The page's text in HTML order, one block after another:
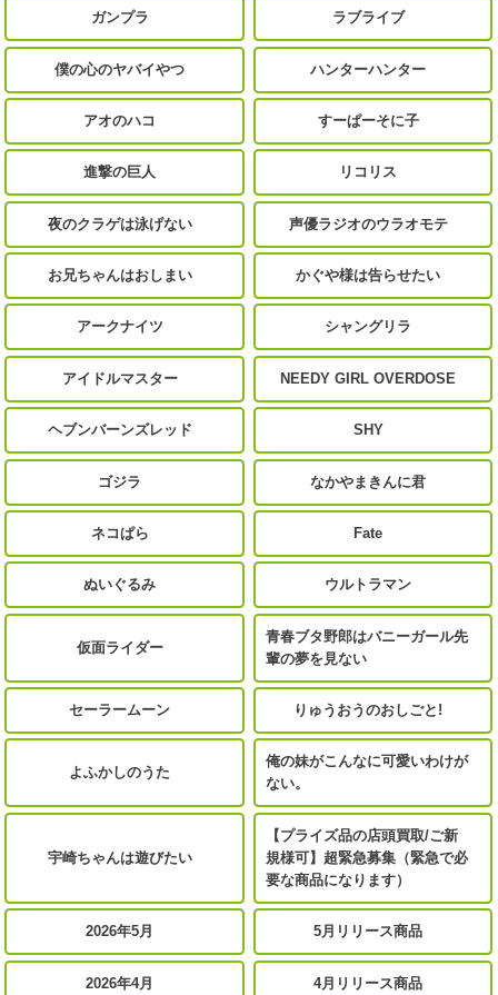
ガンプラ ラブライブ
僕の心のヤバイやつ ハンターハンター
アオのハコ すーぱーそに子
進撃の巨人 リコリス
夜のクラゲは泳げない 声優ラジオのウラオモテ
お兄ちゃんはおしまい かぐや様は告らせたい
アークナイツ シャングリラ
アイドルマスター NEEDY GIRL OVERDOSE
ヘブンバーンズレッド SHY
ゴジラ なかやまきんに君
ネコぱら Fate
ぬいぐるみ ウルトラマン
仮面ライダー
青春ブタ野郎はバニーガール先
輩の夢を見ない
セーラームーン りゅうおうのおしごと!
よふかしのうた
俺の妹がこんなに可愛いわけが
ない。
宇崎ちゃんは遊びたい
【プライズ品の店頭買取/ご新
規様可】超緊急募集（緊急で必
要な商品になります）
2026年5月 5月リリース商品
2026年4月 4月リリース商品